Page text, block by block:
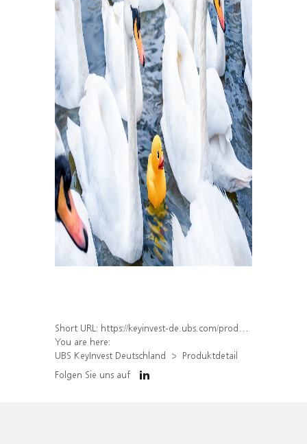
Short URL: https://keyinvest-de.ubs.com/produkt/detail/index/isin/DE000WA7GCH4
You are here:
UBS KeyInvest Deutschland
Produktdetail
Folgen Sie uns auf